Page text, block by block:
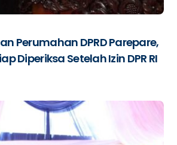
Perumahan DPRD Parepare,
Diperiksa Setelah Izin DPR RI